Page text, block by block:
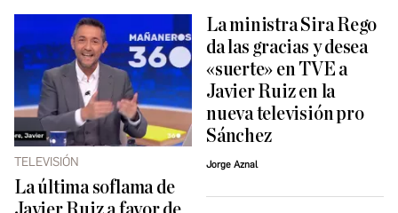
TELEVISIÓN
La última soflama de
La ministra Sira Rego
da las gracias y desea
«suerte» en TVE a
Javier Ruiz en la
nueva televisión pro
Sánchez
Jorge Aznal